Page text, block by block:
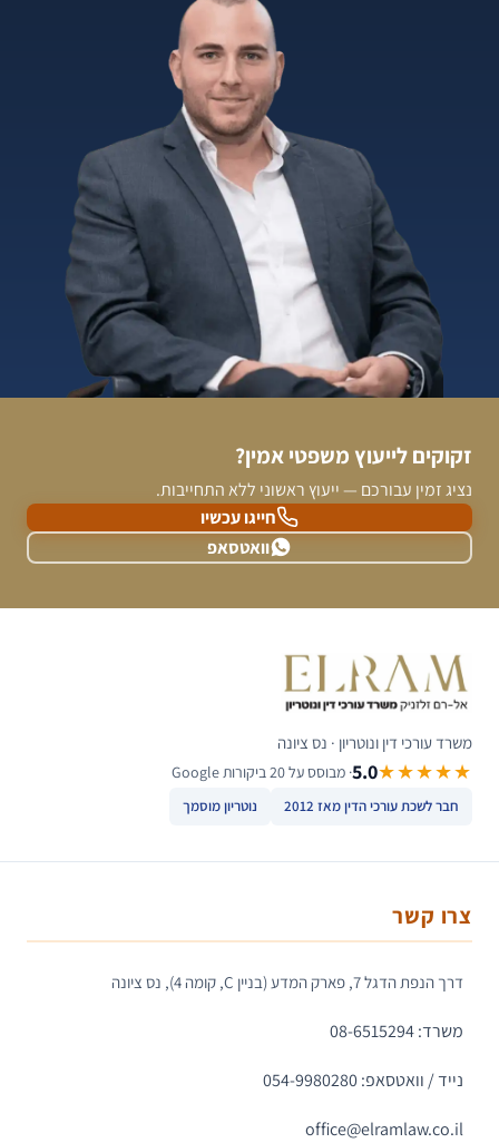
זקוקים לייעוץ משפטי אמין?
נציג זמין עבורכם — ייעוץ ראשוני ללא התחייבות.
חייגו עכשיו
וואטסאפ
משרד עורכי דין ונוטריון · נס ציונה
★★★★★
5.0· מבוסס על 20 ביקורות Google
חבר לשכת עורכי הדין מאז 2012 נוטריון מוסמך
צרו קשר
דרך הנפת הדגל 7, פארק המדע (בניין C, קומה 4), נס ציונה
משרד: 08-6515294
נייד / וואטסאפ: 054-9980280
office@elramlaw.co.il